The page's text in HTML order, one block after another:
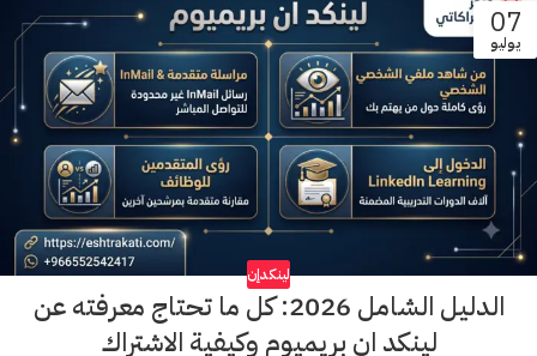
07
يوليو
لينكدإن
الدليل الشامل 2026: كل ما تحتاج معرفته عن
لينكد ان بريميوم وكيفية الاشتراك